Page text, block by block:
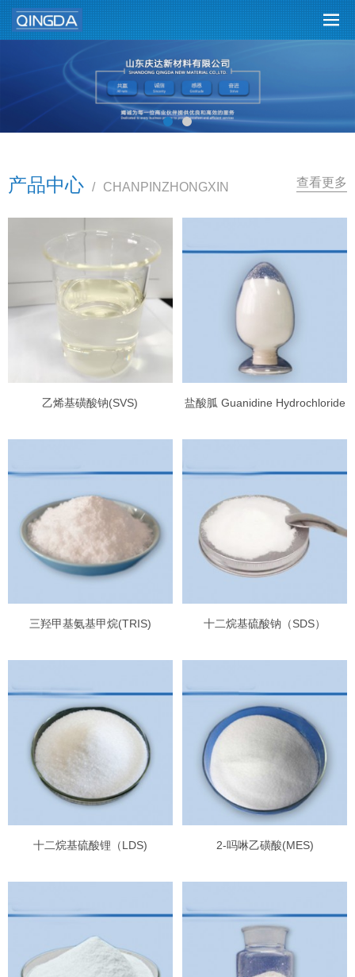
产品中心 / CHANPINZHONGXIN 查看更多
乙烯基磺酸钠(SVS) 盐酸胍 Guanidine Hydrochloride
三羟甲基氨基甲烷(TRIS) 十二烷基硫酸钠（SDS）
十二烷基硫酸锂（LDS) 2-吗啉乙磺酸(MES)